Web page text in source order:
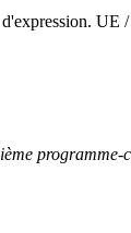
UE